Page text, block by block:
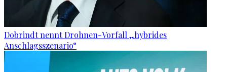
Dobrindt nennt Drohnen-Vorfall „hybrides
Anschlagsszenario“